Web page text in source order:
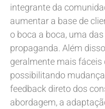
integrante da
aumentar a base de
o boca a boca, uma
propaganda. Além
geralmente mais
possibilitando
feedback direto dos
abordagem, a